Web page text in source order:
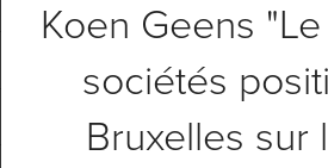
Koen Geens
sociétés
Bruxelles sur